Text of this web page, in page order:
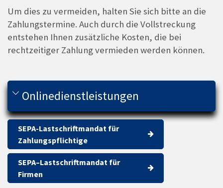
Um dies zu vermeiden, halten Sie sich bitte an die
Zahlungstermine. Auch durch die Vollstreckung
entstehen Ihnen zusätzliche Kosten, die bei
rechtzeitiger Zahlung vermieden werden können.
Onlinedienstleistungen
SEPA-Lastschriftmandat für
Zahlungspflichtige
SEPA–Lastschriftmandat für
Firmen